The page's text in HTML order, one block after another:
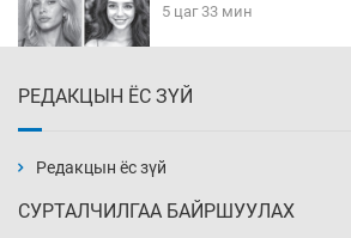
5 цаг 33 мин
6 цаг 3 мин
РЕДАКЦЫН ЁС ЗҮЙ
Редакцын ёс зүй
СУРТАЛЧИЛГАА БАЙРШУУЛАХ